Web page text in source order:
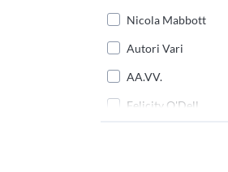
Nicola Mabbott
Autori Vari
AA.VV.
Felicity O'Dell